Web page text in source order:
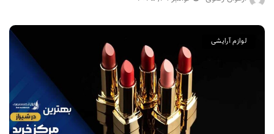
لوازم آرایشی